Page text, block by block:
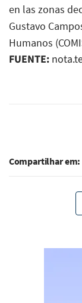
en las zonas
Gustavo
Humanos
FUENTE:
Compartilhar em: